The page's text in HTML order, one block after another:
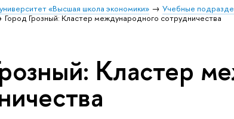
«Высшая школа экономики» Учебные
Город Грозный: Кластер международного сотрудничества
Кластер